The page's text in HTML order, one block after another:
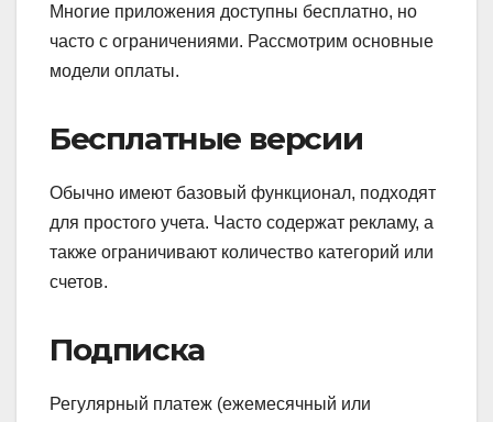
Многие приложения доступны бесплатно, но
часто с ограничениями. Рассмотрим основные
модели оплаты.
Бесплатные версии
Обычно имеют базовый функционал, подходят
для простого учета. Часто содержат рекламу, а
также ограничивают количество категорий или
счетов.
Подписка
Регулярный платеж (ежемесячный или